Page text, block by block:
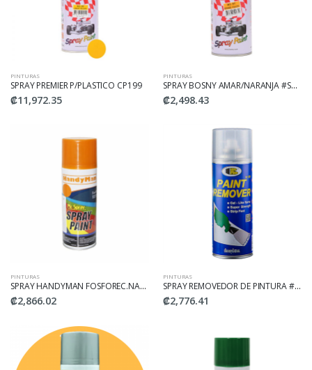
PINTURAS
SPRAY PREMIER P/PLASTICO CP199
₡11,972.35
PINTURAS
SPRAY BOSNY AMAR/NARANJA #SB-31
₡2,498.43
PINTURAS
SPRAY HANDYMAN FOSFOREC.NARA FL1006
₡2,866.02
PINTURAS
SPRAY REMOVEDOR DE PINTURA #016
₡2,776.41